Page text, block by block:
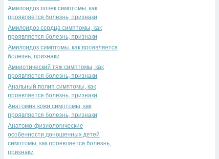
Амилоидоз почек симптомы, как
проявляется болезнь, признаки
Амилоидоз сердца симптомы, как
проявляется болезнь, признаки
Амилоидоз симптомы, как проявляется
болезнь, признаки
Амниотический тяж симптомы, как
проявляется болезнь, признаки
Анальный полип симптомы, как
проявляется болезнь, признаки
Анатомия кожи симптомы, как
проявляется болезнь, признаки
Анатомо-физиологические
особенности доношенных детей
симптомы, как проявляется болезнь,
признаки